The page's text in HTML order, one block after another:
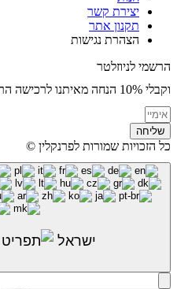
יצירת קשר
תקנון אתר
הצהרת נגישות
הרשמי לניוזלטר
וקבלי 10% הנחה מאיתנו לרכישה הראשונה באתר!
שליחה
כל הזכויות שמורות לפרנקלין ©
ישראל